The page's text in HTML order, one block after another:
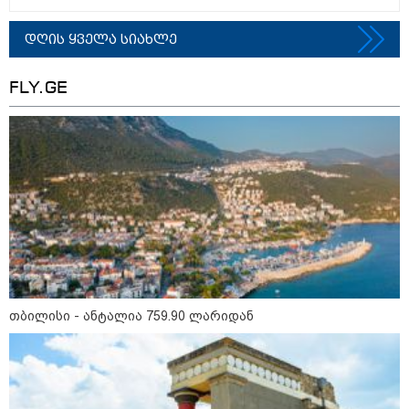
ლარიდან
თბილისი - ჰერაკლიონი 1756.90
ლარიდან
თბილისი - ბუდაპეშტი 1403.00
ლარიდან
თბილისი - რომი 712.70 ლარიდან
დღის ყველა სიახლე
FLY.GE
თბილისი - ანტალია 759.90 ლარიდან